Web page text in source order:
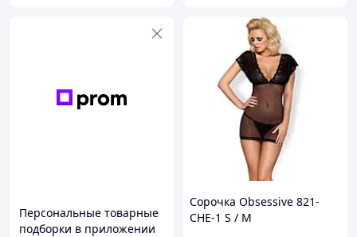
Персональные товарные
подборки в приложении
Сорочка Obsessive 821-
CHE-1 S / M